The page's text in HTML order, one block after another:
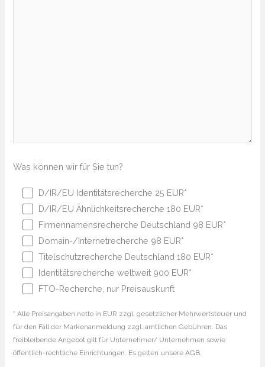
Was können wir für Sie tun?
D/IR/EU Identitätsrecherche 25 EUR*
D/IR/EU Ähnlichkeitsrecherche 180 EUR*
Firmennamensrecherche Deutschland 98 EUR*
Domain-/Internetrecherche 98 EUR*
Titelschutzrecherche Deutschland 180 EUR*
Identitätsrecherche weltweit 900 EUR*
FTO-Recherche, nur Preisauskunft
* Alle Preisangaben netto in EUR zzgl. gesetzlicher Mehrwertsteuer und
für den Fall der Markenanmeldung zzgl. amtlichen Gebühren. Das
freibleibende Angebot gilt für Unternehmer/ Unternehmen sowie
öffentlich-rechtliche Einrichtungen. Es gelten unsere AGB.